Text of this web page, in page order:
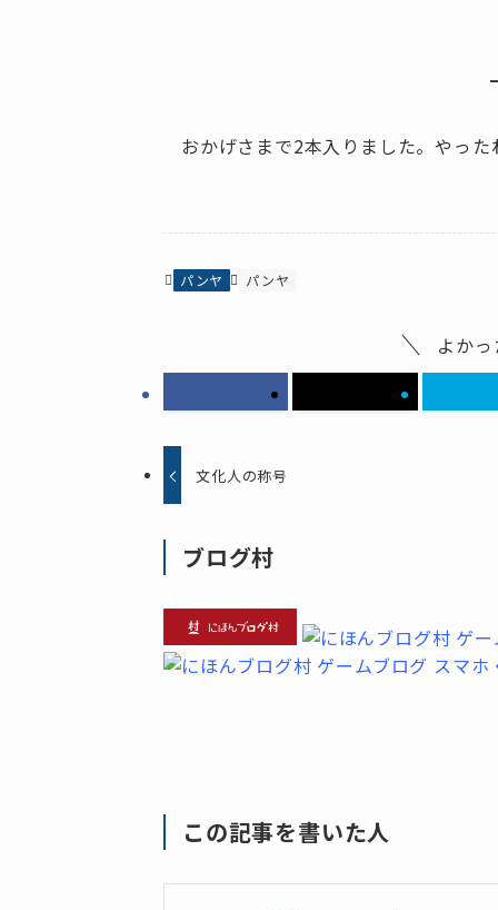
おかげさまで2本入りました。やった
パンヤ パンヤ
よか
文化人の称号
ブログ村
この記事を書いた人